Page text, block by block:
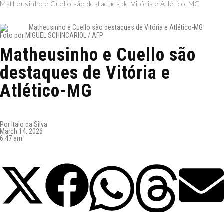
Matheusinho e Cuello são destaques de Vitória e Atlético-MG
Foto por MIGUEL SCHINCARIOL / AFP
Matheusinho e Cuello são
destaques de Vitória e
Atlético-MG
Por Italo da Silva
March 14, 2026
6:47 am